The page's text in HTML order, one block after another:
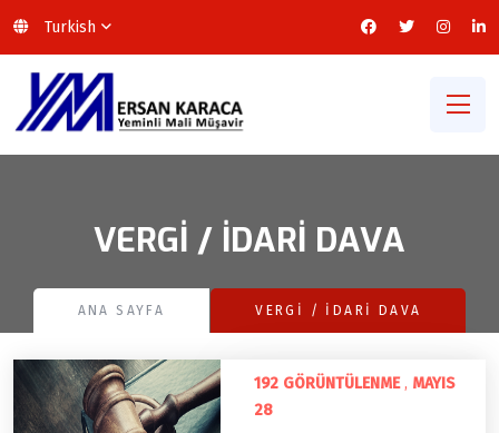
Turkish
VERGİ / İDARİ DAVA
ANA SAYFA VERGİ / İDARİ DAVA
192 GÖRÜNTÜLENME, MAYIS
28